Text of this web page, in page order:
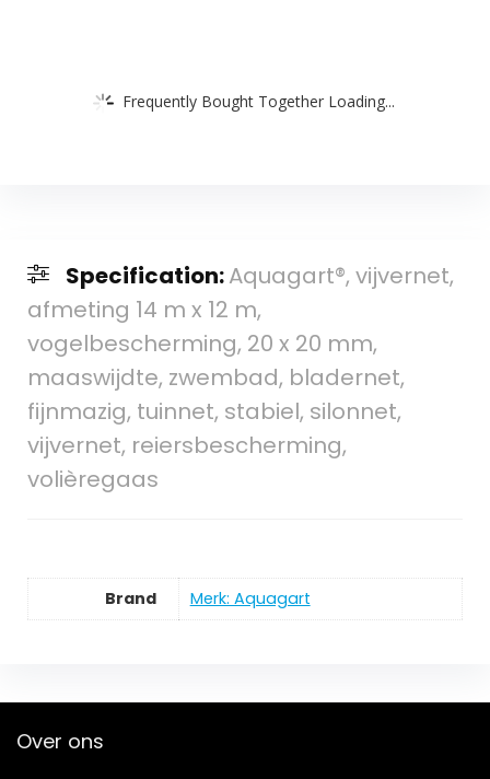
Frequently Bought Together Loading...
Specification:Aquagart®, vijvernet,
afmeting 14 m x 12 m,
vogelbescherming, 20 x 20 mm,
maaswijdte, zwembad, bladernet,
fijnmazig, tuinnet, stabiel, silonnet,
vijvernet, reiersbescherming,
volièregaas
Brand Merk: Aquagart
Over ons